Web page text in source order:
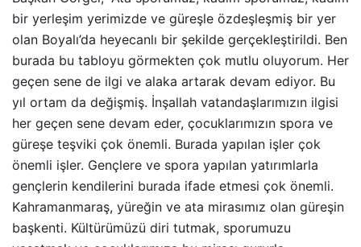
bir yerleşim yerimizde ve güreşle özdeşleşmiş bir yer
olan Boyalı’da heyecanlı bir şekilde gerçekleştirildi. Ben
burada bu tabloyu görmekten çok mutlu oluyorum. Her
geçen sene de ilgi ve alaka artarak devam ediyor. Bu
yıl ortam da değişmiş. İnşallah vatandaşlarımızın ilgisi
her geçen sene devam eder, çocuklarımızın spora ve
güreşe teşviki çok önemli. Burada yapılan işler çok
önemli işler. Gençlere ve spora yapılan yatırımlarla
gençlerin kendilerini burada ifade etmesi çok önemli.
Kahramanmaraş, yüreğin ve ata mirasımız olan güreşin
başkenti. Kültürümüzü diri tutmak, sporumuzu